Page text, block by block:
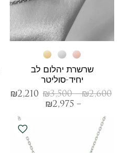
שרשרת יהלום לב
יחיד-סוליטר
₪2,600
–
₪3,500
₪2,210
–
₪2,975